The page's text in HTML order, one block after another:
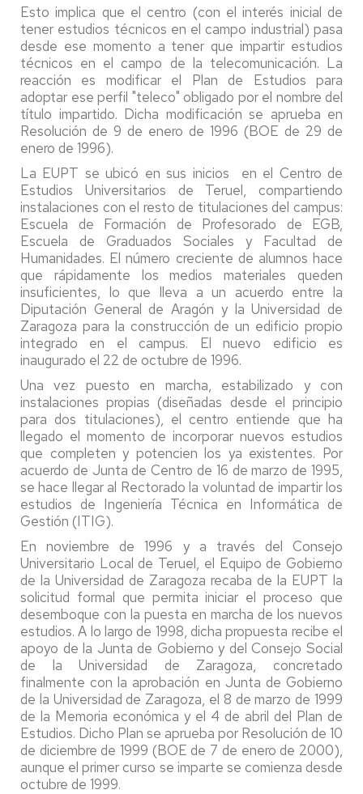
Esto implica que el centro (con el interés inicial de
tener estudios técnicos en el campo industrial) pasa
desde ese momento a tener que impartir estudios
técnicos en el campo de la telecomunicación. La
reacción es modificar el Plan de Estudios para
adoptar ese perfil "teleco" obligado por el nombre del
título impartido. Dicha modificación se aprueba en
Resolución de 9 de enero de 1996 (BOE de 29 de
enero de 1996).
La EUPT se ubicó en sus inicios en el Centro de
Estudios Universitarios de Teruel, compartiendo
instalaciones con el resto de titulaciones del campus:
Escuela de Formación de Profesorado de EGB,
Escuela de Graduados Sociales y Facultad de
Humanidades. El número creciente de alumnos hace
que rápidamente los medios materiales queden
insuficientes, lo que lleva a un acuerdo entre la
Diputación General de Aragón y la Universidad de
Zaragoza para la construcción de un edificio propio
integrado en el campus. El nuevo edificio es
inaugurado el 22 de octubre de 1996.
Una vez puesto en marcha, estabilizado y con
instalaciones propias (diseñadas desde el principio
para dos titulaciones), el centro entiende que ha
llegado el momento de incorporar nuevos estudios
que completen y potencien los ya existentes. Por
acuerdo de Junta de Centro de 16 de marzo de 1995,
se hace llegar al Rectorado la voluntad de impartir los
estudios de Ingeniería Técnica en Informática de
Gestión (ITIG).
En noviembre de 1996 y a través del Consejo
Universitario Local de Teruel, el Equipo de Gobierno
de la Universidad de Zaragoza recaba de la EUPT la
solicitud formal que permita iniciar el proceso que
desemboque con la puesta en marcha de los nuevos
estudios. A lo largo de 1998, dicha propuesta recibe el
apoyo de la Junta de Gobierno y del Consejo Social
de la Universidad de Zaragoza, concretado
finalmente con la aprobación en Junta de Gobierno
de la Universidad de Zaragoza, el 8 de marzo de 1999
de la Memoria económica y el 4 de abril del Plan de
Estudios. Dicho Plan se aprueba por Resolución de 10
de diciembre de 1999 (BOE de 7 de enero de 2000),
aunque el primer curso se imparte se comienza desde
octubre de 1999.